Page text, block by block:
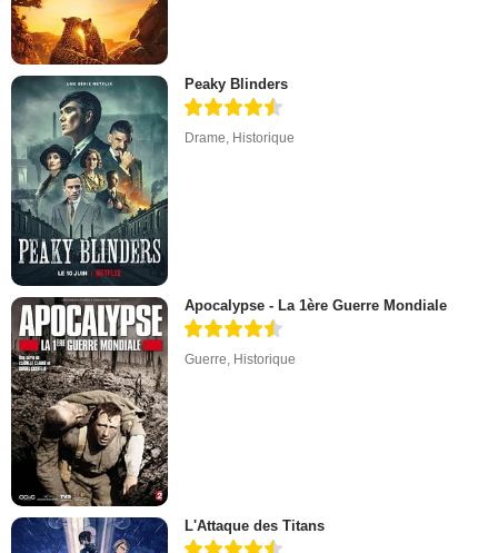
Peaky Blinders
Drame, Historique
Apocalypse - La 1ère Guerre Mondiale
Guerre Historique
L'Attaque des Titans